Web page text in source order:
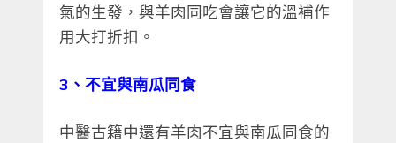
氣的生發，與羊肉同吃會讓它的溫補作
用大打折扣。
3、不宜與南瓜同食
中醫古籍中還有羊肉不宜與南瓜同食的